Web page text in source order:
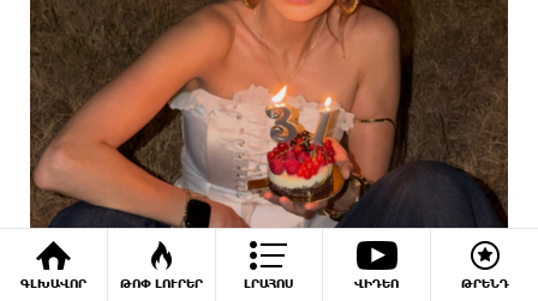
ԳԼԽԱՎՈՐ ԹՈՓ ԼՈՒՐԵՐ ԼՐԱՀՈՍ ՎԻԴԵՈ ԹՐԵՆԴ
Վիկտորյա Սահակյանը նշում է ծննդյան